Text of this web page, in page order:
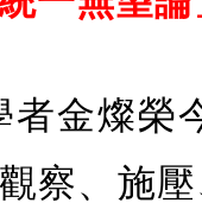
者金燦榮
察、施